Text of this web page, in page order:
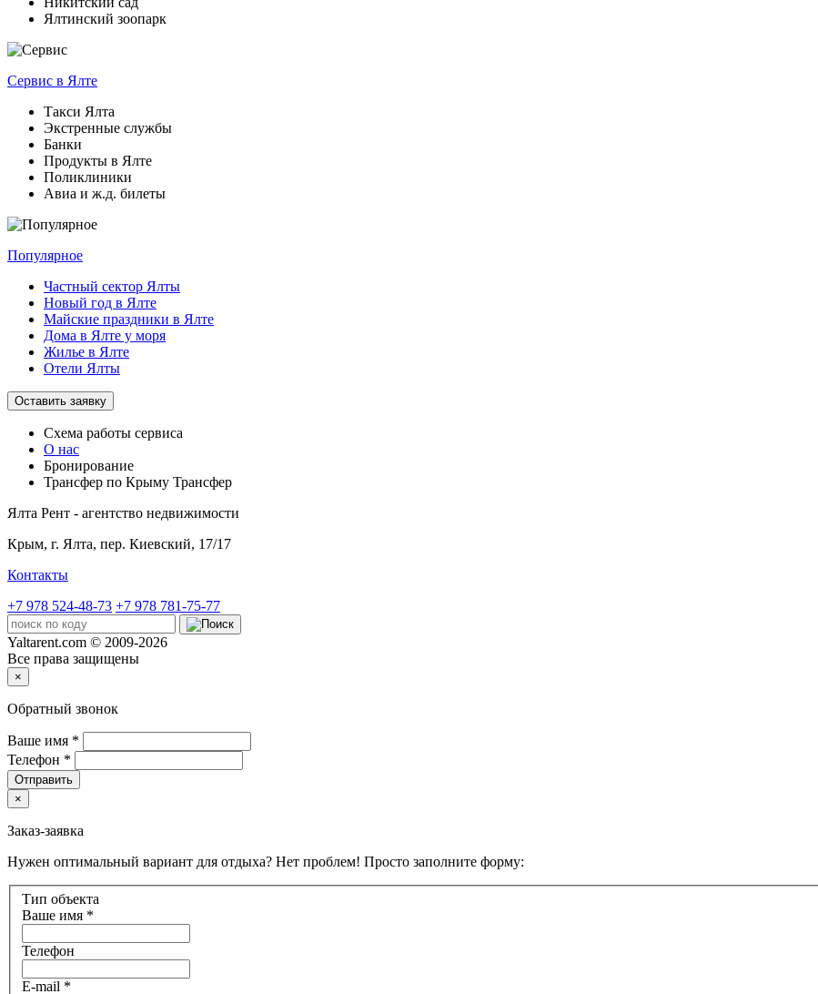
Ялтинский зоопарк
Сервис в Ялте
Такси Ялта
Экстренные службы
Банки
Продукты в Ялте
Поликлиники
Авиа и ж.д. билеты
Популярное
Частный сектор Ялты
Новый год в Ялте
Майские праздники в Ялте
Дома в Ялте у моря
Жилье в Ялте
Отели Ялты
Оставить заявку
Схема работы сервиса
О нас
Бронирование
Трансфер по Крыму Трансфер
Ялта Рент - агентство недвижимости
Крым, г. Ялта, пер. Киевский, 17/17
Контакты
+7 978 524-48-73 +7 978 781-75-77
Yaltarent.com © 2009-2026
Все права защищены
×
Обратный звонок
Ваше имя *
Телефон *
Отправить
×
Заказ-заявка
Нужен оптимальный вариант для отдыха? Нет проблем! Просто заполните форму:
Тип объекта
Ваше имя *
Телефон
E-mail *